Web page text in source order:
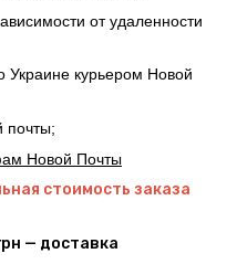
от удаленности
Украине курьером Новой
почты;
Новой Почты
стоимость заказа
— доставка